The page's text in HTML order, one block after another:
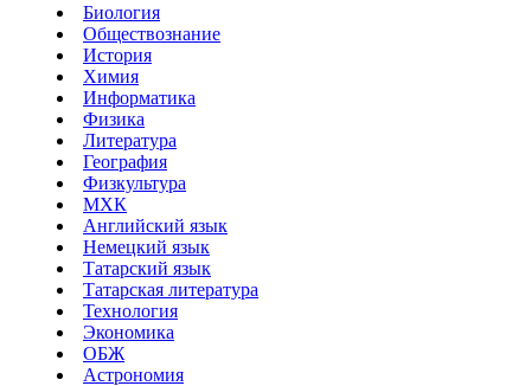
Биология
Обществознание
История
Химия
Информатика
Физика
Литература
География
Физкультура
МХК
Английский язык
Немецкий язык
Татарский язык
Татарская литература
Технология
Экономика
ОБЖ
Астрономия